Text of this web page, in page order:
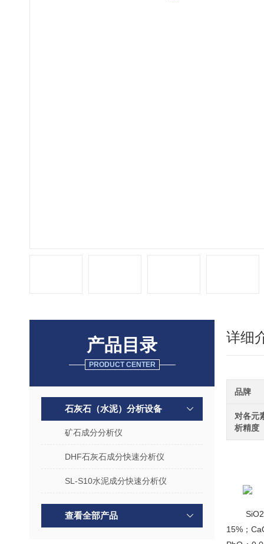
产品目录
PRODUCT CENTER
石灰石（水泥）分析设备
矿石成分分析仪
DHF石灰石成分快速分析仪
SL-S10水泥成分快速分析仪
查看全部产品
详细
品牌
对各元
析精度
15%；